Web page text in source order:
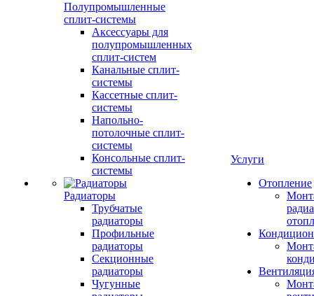
Полупромышленные
сплит-системы
Аксессуары для
полупромышленных
сплит-систем
Канальные сплит-
системы
Кассетные сплит-
системы
Напольно-
потолочные сплит-
системы
Консольные сплит-
системы
Радиаторы
Трубчатые
радиаторы
Профильные
радиаторы
Секционные
радиаторы
Чугунные
Услуги
Отопление